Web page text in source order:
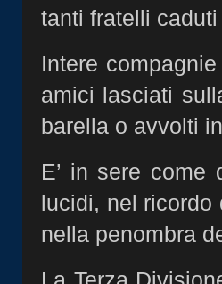
tanti fratelli
Intere
amici lasciati
barella o avvolti
E’ in sere
lucidi, nel ricordo
nella penombra